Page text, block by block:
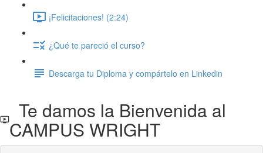
¡Felicitaciones! (2:24)
¿Qué te pareció el curso?
Descarga tu Diploma y compártelo en Linkedin
Te damos la Bienvenida al
CAMPUS WRIGHT